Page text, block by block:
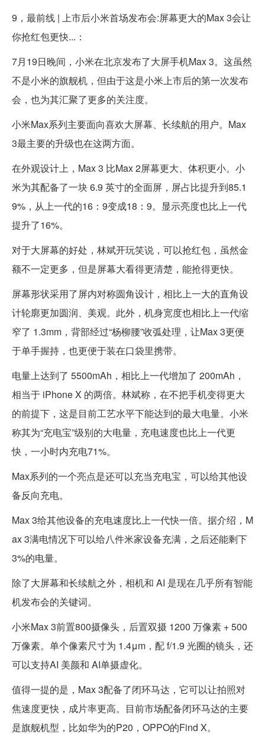
9，最前线 | 上市后小米首场发布会:屏幕更大的Max 3会让
你抢红包更快...：
7月19日晚间，小米在北京发布了大屏手机Max 3。这虽然
不是小米的旗舰机，但由于这是小米上市后的第一次发布
会，也为其汇聚了更多的关注度。
小米Max系列主要面向喜欢大屏幕、长续航的用户。Max
3最主要的升级也在这两方面。
在外观设计上，Max 3 比Max 2屏幕更大、体积更小。小
米为其配备了一块 6.9 英寸的全面屏，屏占比提升到85.1
9%，从上一代的16：9变成18：9。显示亮度也比上一代
提升了16%。
对于大屏幕的好处，林斌开玩笑说，可以抢红包，虽然金
额不一定更多，但是屏幕大看得更清楚，能抢得更快。
屏幕形状采用了屏内对称圆角设计，相比上一大的直角设
计轮廓更加圆润、美观。此外，机身宽度也相比上一代缩
窄了 1.3mm，背部经过“杨柳腰”收弧处理，让Max 3更便
于单手握持，也更便于装在口袋里携带。
电量上达到了 5500mAh，相比上一代增加了 200mAh，
相当于 iPhone X 的两倍。林斌称，在不把手机变得更大
的前提下，这是目前工艺水平下能达到的最大电量。小米
称其为“充电宝”级别的大电量，充电速度也比上一代更
快，一小时内充电71%。
Max系列的一个亮点是还可以充当充电宝，可以给其他设
备反向充电。
Max 3给其他设备的充电速度比上一代快一倍。据介绍，M
ax 3满电情况下可以给八件米家设备充满，之后还能剩下
3%的电量。
除了大屏幕和长续航之外，相机和 AI 是现在几乎所有智能
机发布会的关键词。
小米Max 3前置800摄像头，后置双摄 1200 万像素 + 500
万像素。单个像素尺寸为 1.4μm，配 f/1.9 光圈的镜头，还
可以支持AI 美颜和 AI单摄虚化。
值得一提的是，Max 3配备了闭环马达，它可以让拍照对
焦速度更快，成片率更高。目前市场配备闭环马达的主要
是旗舰机型，比如华为的P20，OPPO的Find X。